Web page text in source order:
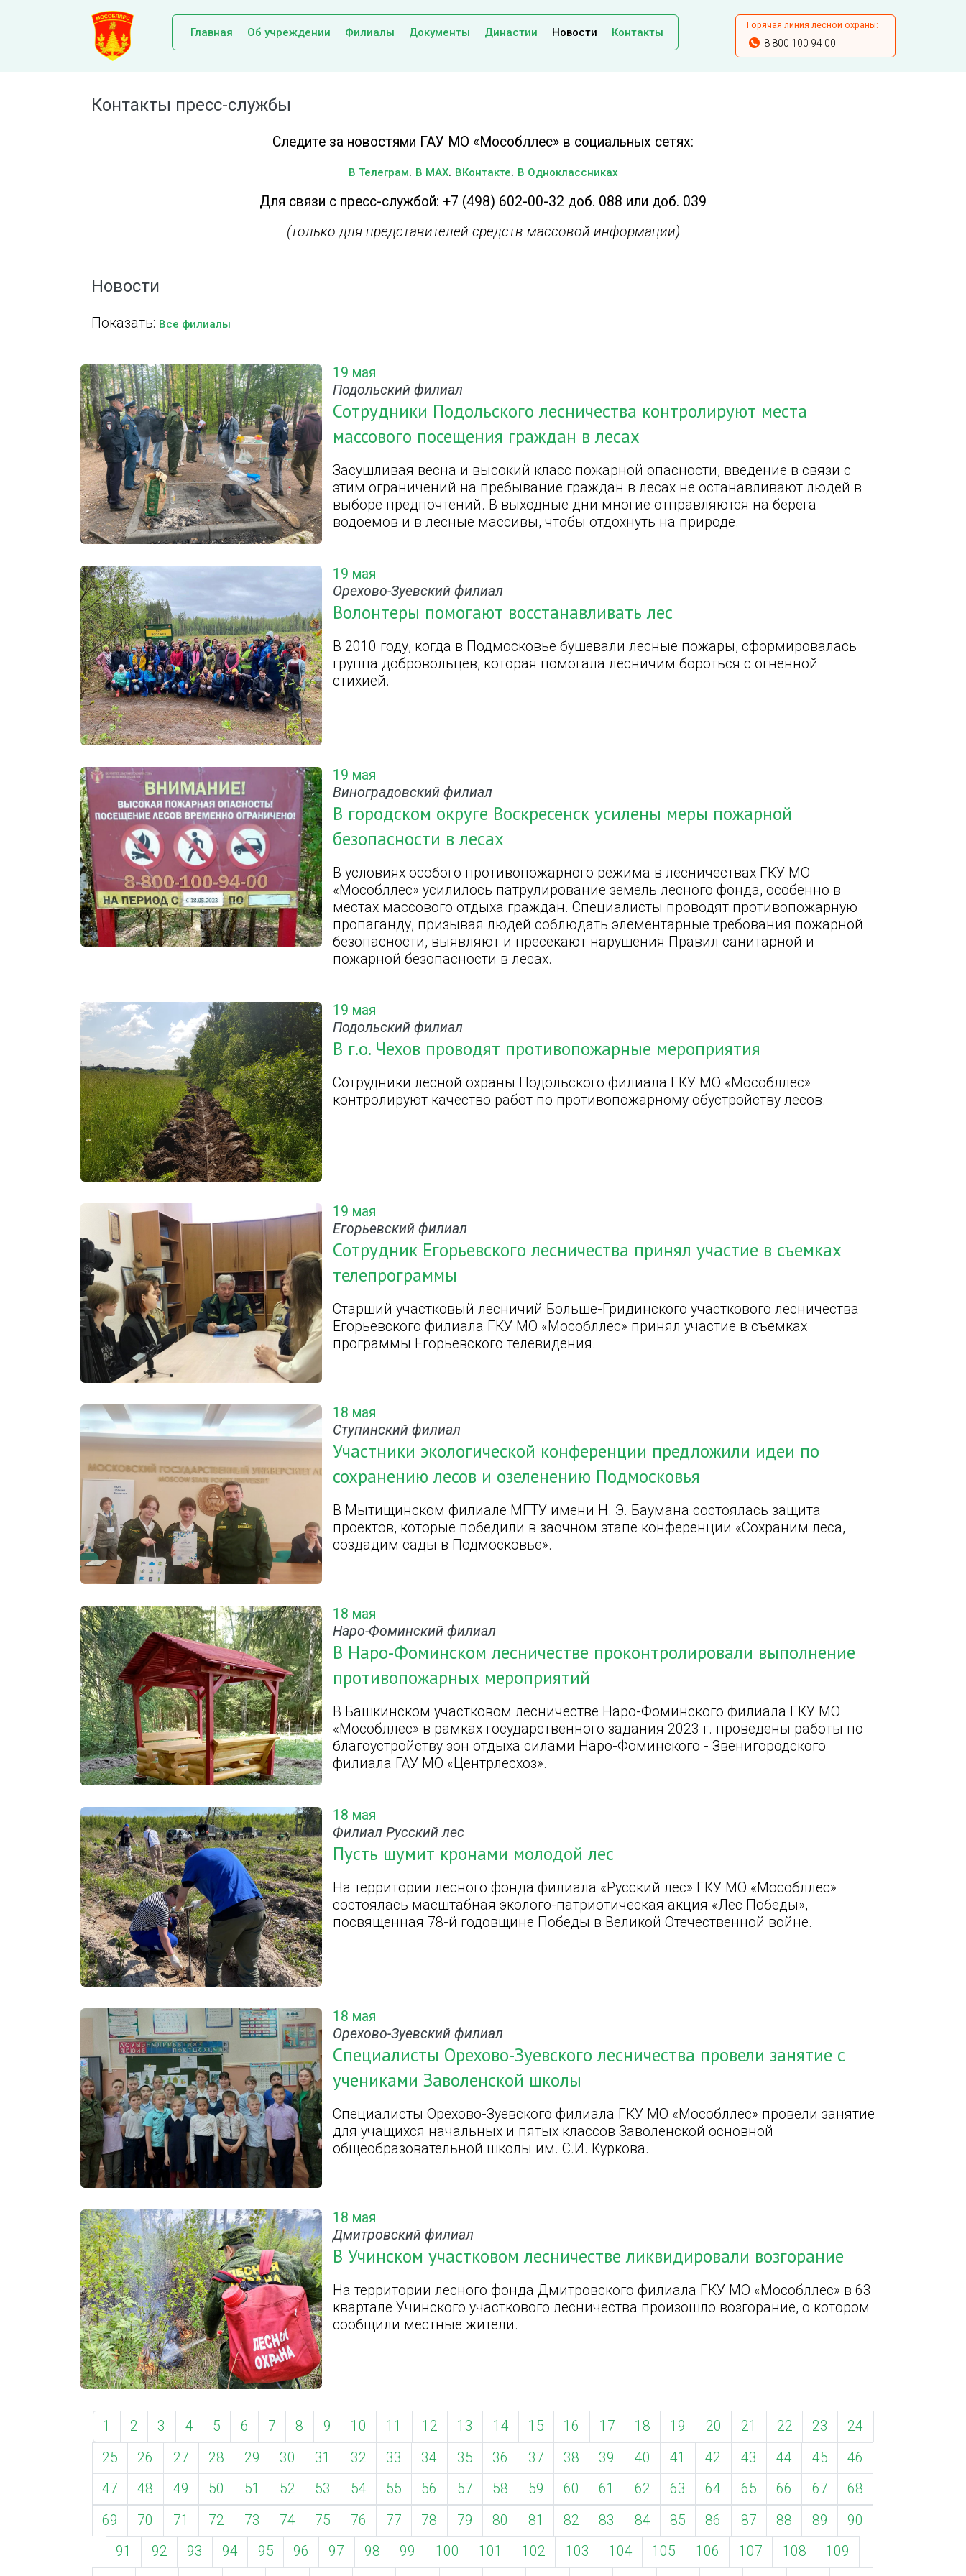
Главная Об учреждении Филиалы Документы Династии Новости Контакты
Горячая линия лесной охраны:
8 800 100 94 00
Контакты пресс-службы
Следите за новостями ГАУ МО «Мособллес» в социальных сетях:
В Телеграм. В MAX. ВКонтакте. В Одноклассниках
Для связи с пресс-службой: +7 (498) 602-00-32 доб. 088 или доб. 039
(только для представителей средств массовой информации)
Новости
Показать: Все филиалы
19 мая
Подольский филиал
Сотрудники Подольского лесничества контролируют места
массового посещения граждан в лесах
Засушливая весна и высокий класс пожарной опасности, введение в связи с
этим ограничений на пребывание граждан в лесах не останавливают людей в
выборе предпочтений. В выходные дни многие отправляются на берега
водоемов и в лесные массивы, чтобы отдохнуть на природе.
19 мая
Орехово-Зуевский филиал
Волонтеры помогают восстанавливать лес
В 2010 году, когда в Подмосковье бушевали лесные пожары, сформировалась
группа добровольцев, которая помогала лесничим бороться с огненной
стихией.
19 мая
Виноградовский филиал
В городском округе Воскресенск усилены меры пожарной
безопасности в лесах
В условиях особого противопожарного режима в лесничествах ГКУ МО
«Мособллес» усилилось патрулирование земель лесного фонда, особенно в
местах массового отдыха граждан. Специалисты проводят противопожарную
пропаганду, призывая людей соблюдать элементарные требования пожарной
безопасности, выявляют и пресекают нарушения Правил санитарной и
пожарной безопасности в лесах.
19 мая
Подольский филиал
В г.о. Чехов проводят противопожарные мероприятия
Сотрудники лесной охраны Подольского филиала ГКУ МО «Мособллес»
контролируют качество работ по противопожарному обустройству лесов.
19 мая
Егорьевский филиал
Сотрудник Егорьевского лесничества принял участие в съемках
телепрограммы
Старший участковый лесничий Больше-Гридинского участкового лесничества
Егорьевского филиала ГКУ МО «Мособллес» принял участие в съемках
программы Егорьевского телевидения.
18 мая
Ступинский филиал
Участники экологической конференции предложили идеи по
сохранению лесов и озеленению Подмосковья
В Мытищинском филиале МГТУ имени Н. Э. Баумана состоялась защита
проектов, которые победили в заочном этапе конференции «Сохраним леса,
создадим сады в Подмосковье».
18 мая
Наро-Фоминский филиал
В Наро-Фоминском лесничестве проконтролировали выполнение
противопожарных мероприятий
В Башкинском участковом лесничестве Наро-Фоминского филиала ГКУ МО
«Мособллес» в рамках государственного задания 2023 г. проведены работы по
благоустройству зон отдыха силами Наро-Фоминского - Звенигородского
филиала ГАУ МО «Центрлесхоз».
18 мая
Филиал Русский лес
Пусть шумит кронами молодой лес
На территории лесного фонда филиала «Русский лес» ГКУ МО «Мособллес»
состоялась масштабная эколого-патриотическая акция «Лес Победы»,
посвященная 78-й годовщине Победы в Великой Отечественной войне.
18 мая
Орехово-Зуевский филиал
Специалисты Орехово-Зуевского лесничества провели занятие с
учениками Заволенской школы
Специалисты Орехово-Зуевского филиала ГКУ МО «Мособллес» провели занятие
для учащихся начальных и пятых классов Заволенской основной
общеобразовательной школы им. С.И. Куркова.
18 мая
Дмитровский филиал
В Учинском участковом лесничестве ликвидировали возгорание
На территории лесного фонда Дмитровского филиала ГКУ МО «Мособллес» в 63
квартале Учинского участкового лесничества произошло возгорание, о котором
сообщили местные жители.
1 2 3 4 5 6 7 8 9 10 11 12 13 14 15 16 17 18 19 20 21 22 23
24
25
26 27 28 29 30 31 32 33 34 35 36 37 38 39 40 41 42 43 44 45
46
47
48 49 50 51 52 53 54 55 56 57 58 59 60 61 62 63 64 65 66 67
68
69
70 71 72 73 74 75 76 77 78 79 80 81 82 83 84 85 86 87 88 89
90
91
92 93 94 95 96 97 98 99 100 101 102 103 104 105 106 107 108
109